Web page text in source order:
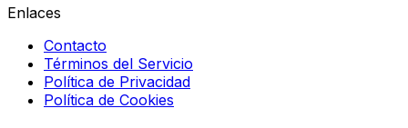
Enlaces
Contacto
Términos del Servicio
Política de Privacidad
Política de Cookies